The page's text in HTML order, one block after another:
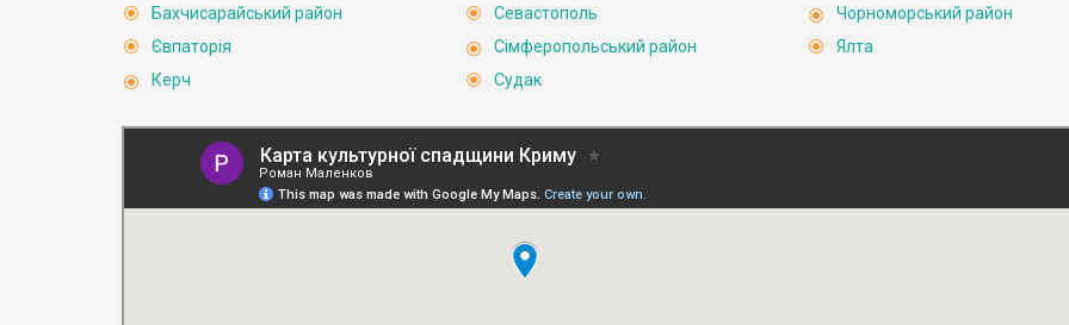
Бахчисарайський район
Євпаторія
Керч
Севастополь
Сімферопольський район
Судак
Чорноморський район
Ялта